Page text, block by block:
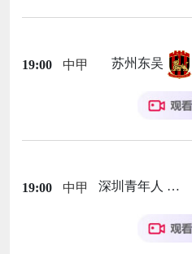
19:00 中甲 苏州东吴
19:00 中甲 深圳青年人